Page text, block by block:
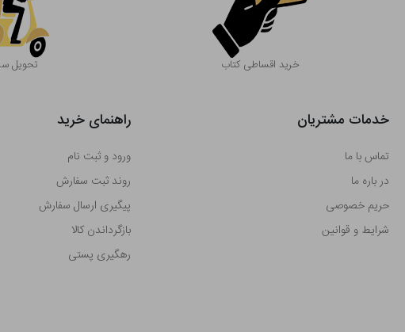
خرید اقساطی کتاب تحویل
خدمات مشتریان
تماس با ما
در باره ما
حریم خصوصی
شرایط و قوانین
راهنمای خرید
ورود و ثبت نام
روند ثبت سفارش
پیگیری ارسال سفارش
بازگرداندن کالا
رهگیری پستی